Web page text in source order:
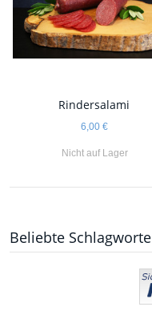
Rindersalami
6,00 €
Nicht auf Lager
Beliebte Schlagworte